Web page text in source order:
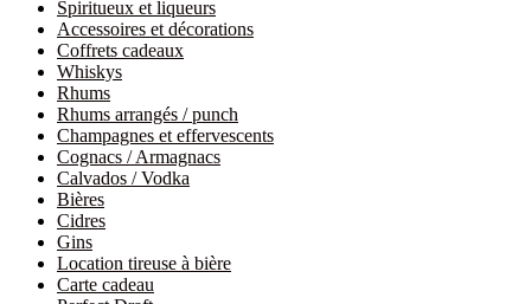
Spiritueux et liqueurs
Accessoires et décorations
Coffrets cadeaux
Whiskys
Rhums
Rhums arrangés / punch
Champagnes et effervescents
Cognacs / Armagnacs
Calvados / Vodka
Bières
Cidres
Gins
Location tireuse à bière
Carte cadeau